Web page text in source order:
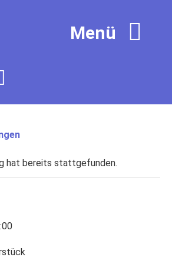
hat bereits stattgefunden.